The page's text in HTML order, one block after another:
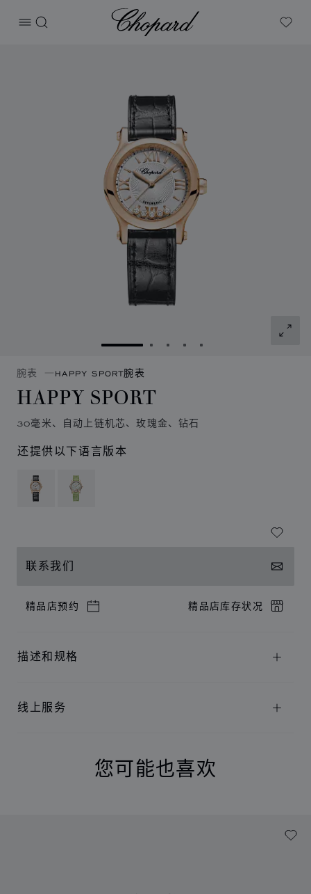
打开菜单
搜索
Chopard
My
转到幻灯片 1转到幻灯片 2
转到幻灯片 3
转到幻灯片 4
转到幻灯片 5
腕表 HAPPY SPORT腕表
HAPPY SPORT
30毫米、自动上链机芯、玫瑰金、钻石
还提供以下语言版本
联系我们
精品店预约 精品店库存状况
描述和规格
线上服务
您可能也喜欢